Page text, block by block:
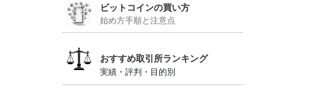
ビットコインの買い方
始め方手順と注意点
おすすめ取引所ランキング
実績・評判・目的別